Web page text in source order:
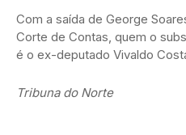
Com a saída de George
Corte de Contas, quem o
é o ex-deputado Vivaldo
Tribuna do Norte